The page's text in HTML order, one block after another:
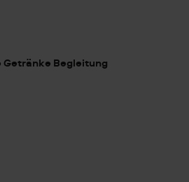
Getränke Begleitung